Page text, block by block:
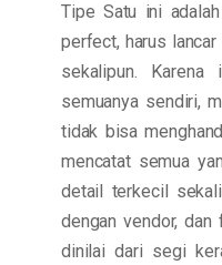
Tipe Satu ini
perfect, harus
sekalipun.
semuanya sendiri,
tidak bisa
mencatat semua
detail terkecil
dengan vendor,
dinilai dari segi